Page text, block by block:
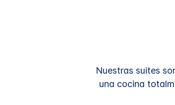
Nuestras suites
una cocina